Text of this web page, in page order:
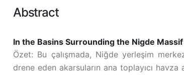
Abstract
In the Basins Surrounding the Nigde
Özet: Bu çalışmada, Niğde yerleşim
drene eden akarsuların ana toplayıcı